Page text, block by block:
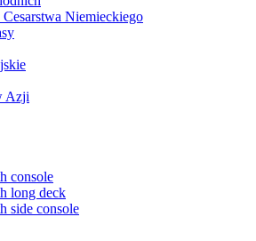
Niemieckiego
Azji
console
long deck
side console